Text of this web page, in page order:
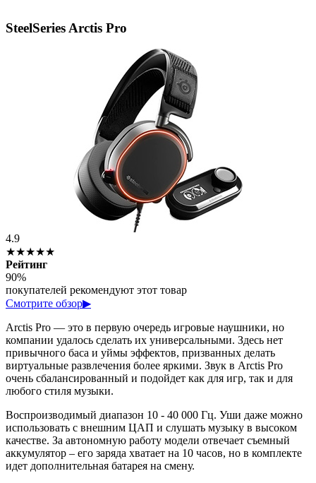
SteelSeries Arctis Pro
4.9
★★★★★
Рейтинг
90%
покупателей рекомендуют этот товар
Смотрите обзор▶
Arctis Pro — это в первую очередь игровые наушники, но
компании удалось сделать их универсальными. Здесь нет
привычного баса и уймы эффектов, призванных делать
виртуальные развлечения более яркими. Звук в Arctis Pro
очень сбалансированный и подойдет как для игр, так и для
любого стиля музыки.
Воспроизводимый диапазон 10 - 40 000 Гц. Уши даже можно
использовать с внешним ЦАП и слушать музыку в высоком
качестве. За автономную работу модели отвечает съемный
аккумулятор – его заряда хватает на 10 часов, но в комплекте
идет дополнительная батарея на смену.